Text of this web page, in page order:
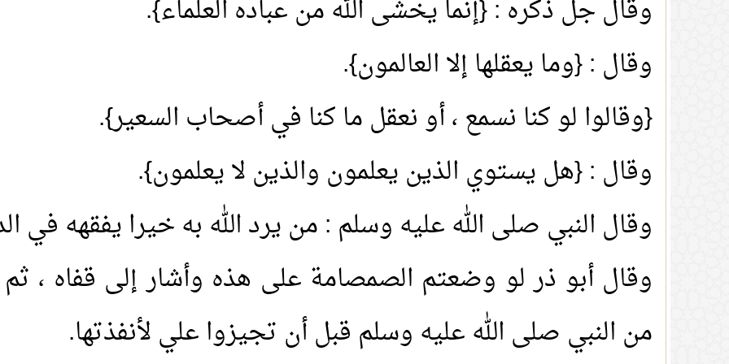
وقال جل ذكره : {إنما يخشى الله من عباده العلماء}.
وقال : {وما يعقلها إلا العالمون}.
{وقالوا لو كنا نسمع ، أو نعقل ما كنا في أصحاب السعير}.
وقال : {هل يستوي الذين يعلمون والذين لا يعلمون}.
وقال النبي صلى الله عليه وسلم : من يرد الله به خيرا يفقهه في
وقال أبو ذر لو وضعتم الصمصامة على هذه وأشار إلى قفاه ،
من النبي صلى الله عليه وسلم قبل أن تجيزوا علي لأنفذتها.
1. خطبة الجمعة: أصناف السائرين إلى الله
2. خطبة الجمعة: ماذا تصنع في الإجازة
3. الجمعة سيد الأيام
1. خطبة : فابتغوا عند
2. حديث العصر(8) ولكن ينظر إلى قلوبكم
خطبة: واتقوا يوما